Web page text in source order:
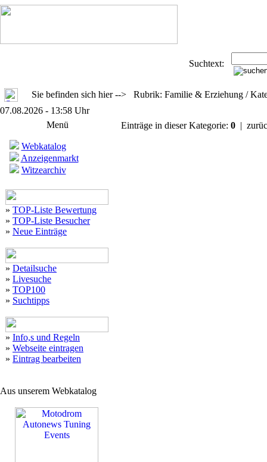
Suchtext:
Sie befinden sich hier --> Rubrik: Familie & Erziehung /
07.08.2026 - 13:58 Uhr
Menü
Webkatalog
Anzeigenmarkt
Witzearchiv
» TOP-Liste Bewertung
» TOP-Liste Besucher
» Neue Einträge
» Detailsuche
» Livesuche
» TOP100
» Suchtipps
» Info,s und Regeln
» Webseite eintragen
» Eintrag bearbeiten
Aus unserem Webkatalog
Einträge in dieser Kategorie: 0 |